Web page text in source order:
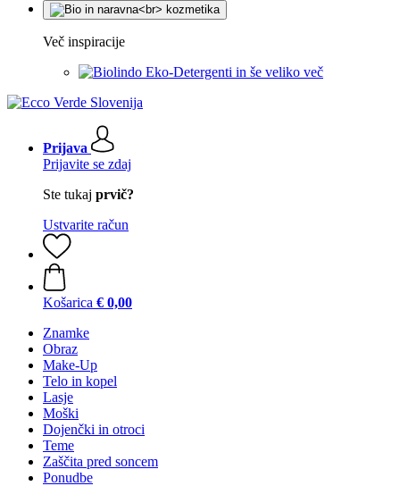
Več inspiracije
Eko-Detergenti in še veliko več
Prijava
Prijavite se zdaj
Ste tukaj prvič?
Ustvarite račun
Košarica € 0,00
Znamke
Obraz
Make-Up
Telo in kopel
Lasje
Moški
Dojenčki in otroci
Teme
Zaščita pred soncem
Ponudbe